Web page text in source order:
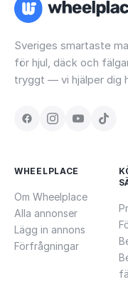
Sveriges smartaste
för hjul, däck och
tryggt — vi hjälper dig
WHEELPLACE
Om Wheelplace
Alla annonser
Lägg in annons
Förfrågningar